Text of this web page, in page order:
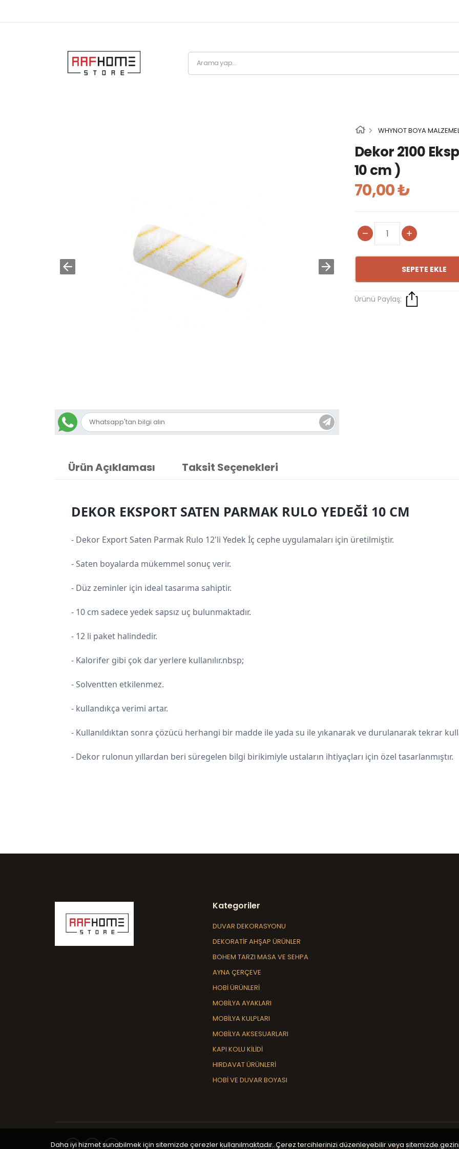
WHYNOT BOYA
Dekor 2100
10 cm )
70,00 ₺
SEPETE EKLE
Ürünü Paylaş:
Ürün Açıklaması Taksit Seçenekleri
DEKOR EKSPORT SATEN PARMAK RULO YEDEĞİ 10 CM
- Dekor Export Saten Parmak Rulo 12'li Yedek İç cephe uygulamaları için üretilmiştir.
- Saten boyalarda mükemmel sonuç verir.
- Düz zeminler için ideal tasarıma sahiptir.
- 10 cm sadece yedek sapsız uç bulunmaktadır.
- 12 li paket halindedir.
- Kalorifer gibi çok dar yerlere kullanılır.nbsp;
- Solventten etkilenmez.
- kullandıkça verimi artar.
- Kullanıldıktan sonra çözücü herhangi bir madde ile yada su ile yıkanarak ve durulanarak tekrar
- Dekor rulonun yıllardan beri süregelen bilgi birikimiyle ustaların ihtiyaçları için özel tasarlanmıştır.
Kategoriler
DUVAR DEKORASYONU
DEKORATİF AHŞAP ÜRÜNLER
BOHEM TARZI MASA VE SEHPA
AYNA ÇERÇEVE
HOBİ ÜRÜNLERİ
MOBİLYA AYAKLARI
MOBİLYA KULPLARI
MOBİLYA AKSESUARLARI
KAPI KOLU KİLİDİ
HIRDAVAT ÜRÜNLERİ
HOBİ VE DUVAR BOYASI
Daha iyi hizmet sunabilmek için sitemizde çerezler kullanılmaktadır. Çerez tercihlerinizi düzenleyebilir veya sitemizde